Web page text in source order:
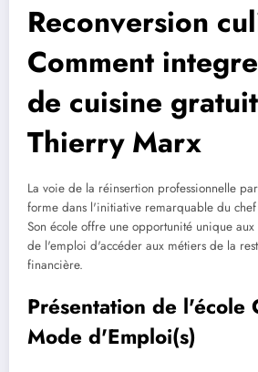
Reconversion
Comment
de cuisine
Thierry Marx
La voie de la réinsertion professionnelle
forme dans l'initiative remarquable du
Son école offre une opportunité unique
de l'emploi d'accéder aux métiers de la
financière.
Présentation de l'école
Mode d'Emploi(s)